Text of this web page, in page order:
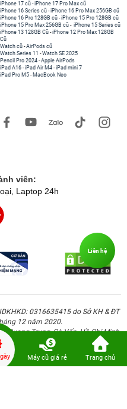
iPhone 17 cũ -iPhone 17 Pro Max cũ
iPhone 16 Series cũ - iPhone 16 Pro Max 256GB cũ
iPhone 16 Pro 128GB cũ -iPhone 15 Pro 128GB cũ
iPhone 15 Pro Max 256GB cũ - iPhone 15 Series cũ
iPhone 13 128GB Cũ -iPhone 12 Pro Max 128GB
Cũ
Watch cũ -AirPods cũ
Watch Series 11 -Watch SE 2025
Pencil Pro 2024 -Apple AirPods
iPad A16 -iPad Air M4 -iPad mini 7
iPad Pro M5 - MacBook Neo
viên:
Laptop 24h
0316635415 do Sở KH & ĐT
12 năm 2020.
Quang Trung, Gò Vấp, Hồ Chí Minh.
Máy cũ giá rẻ Trang chủ
Liên hệ